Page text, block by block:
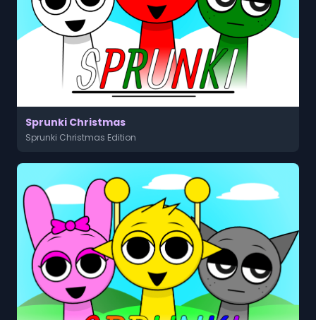
Sprunki Christmas
Sprunki Christmas Edition